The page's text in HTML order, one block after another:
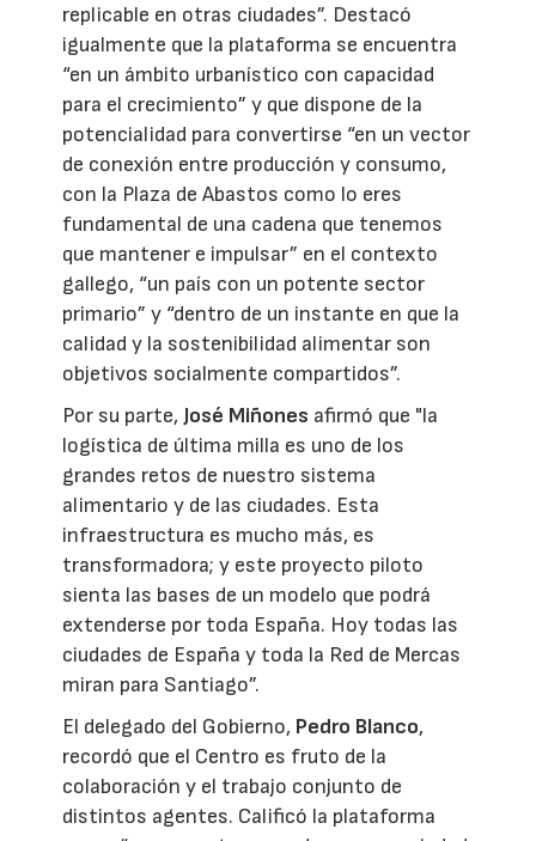
replicable en otras ciudades”. Destacó
igualmente que la plataforma se encuentra
“en un ámbito urbanístico con capacidad
para el crecimiento” y que dispone de la
potencialidad para convertirse “en un vector
de conexión entre producción y consumo,
con la Plaza de Abastos como lo eres
fundamental de una cadena que tenemos
que mantener e impulsar” en el contexto
gallego, “un país con un potente sector
primario” y “dentro de un instante en que la
calidad y la sostenibilidad alimentar son
objetivos socialmente compartidos”.
Por su parte, José Miñones afirmó que "la
logística de última milla es uno de los
grandes retos de nuestro sistema
alimentario y de las ciudades. Esta
infraestructura es mucho más, es
transformadora; y este proyecto piloto
sienta las bases de un modelo que podrá
extenderse por toda España. Hoy todas las
ciudades de España y toda la Red de Mercas
miran para Santiago”.
El delegado del Gobierno, Pedro Blanco,
recordó que el Centro es fruto de la
colaboración y el trabajo conjunto de
distintos agentes. Calificó la plataforma